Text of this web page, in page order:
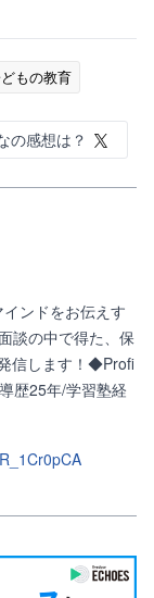
もの教育
の感想は？
ンドをお伝えす
談の中で得た、保
信します！◆Profi
歴25年/学習塾経